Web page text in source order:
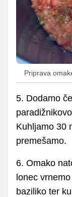
Priprava
5. Dodamo
Kuhljamo 30
premešamo.
6. Omako
lonec
baziliko ter